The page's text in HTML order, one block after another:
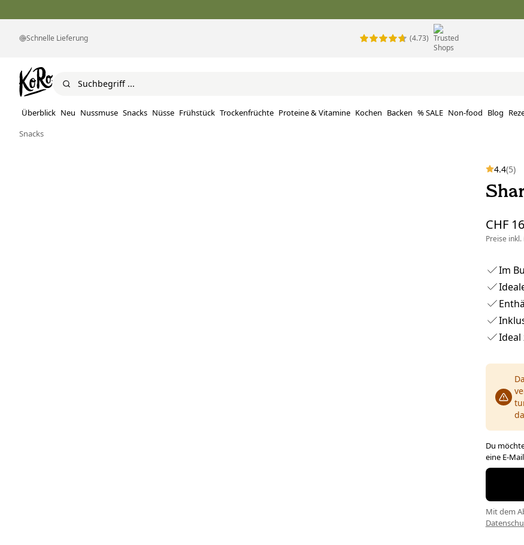
Schnelle Lieferung (4.73)
Überblick Neu Nussmuse Snacks Nüsse Frühstück Trockenfrüchte Proteine ​​& Vitamine Kochen Backen % SALE Non-food Blog
Snacks
4.4(5)
CHF
Preise inkl.
Im
Ideal
Du
eine E-
Mit dem